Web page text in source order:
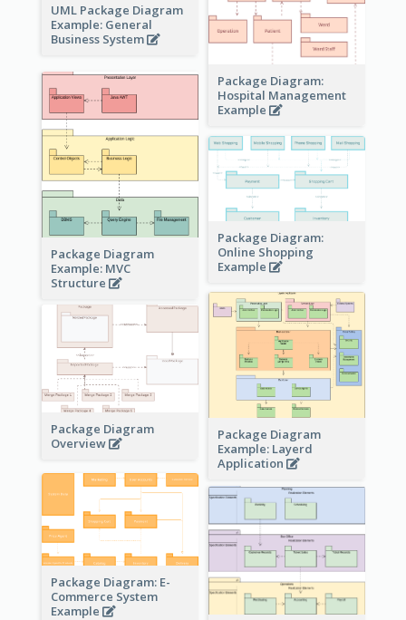
UML Package Diagram
Example: General
Business System
Package Diagram:
Hospital Management
Example
Package Diagram
Example: MVC
Structure
Package Diagram:
Online Shopping
Example
Package Diagram
Example: Layerd
Application
Package Diagram
Overview
Package Diagram: E-
Commerce System
Example